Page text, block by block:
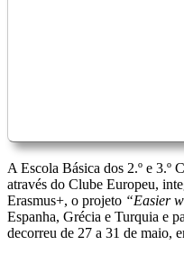
A Escola Básica dos 2.º e 3.º
através do Clube Europeu,
Erasmus+, o projeto “Easier
Espanha, Grécia e Turquia e
decorreu de 27 a 31 de maio,